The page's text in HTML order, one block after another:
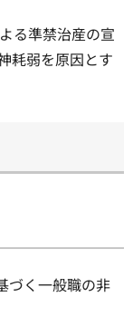
る準禁治産の宣
耗弱を原因とす
づく一般職の非